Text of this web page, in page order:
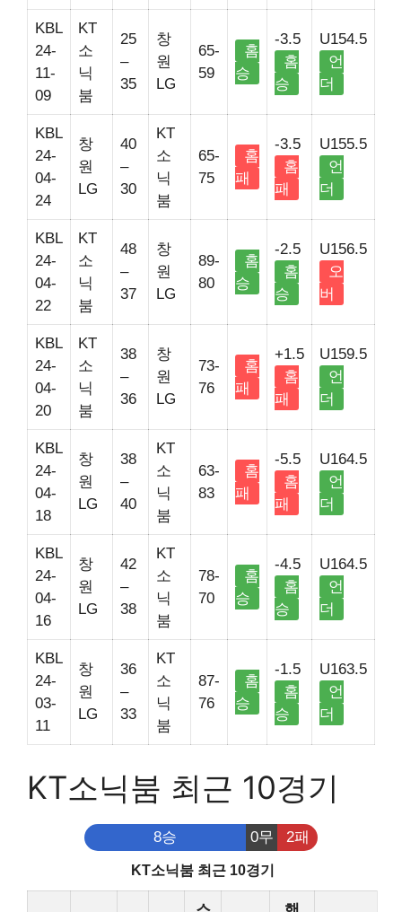
KBL
24-
11-
09
KT
소
닉
붐
25
–
35
창
원
LG
65-
59
홈
승
-3.5
홈
승
U154.5
언
더
KBL
24-
04-
24
창
원
LG
40
–
30
KT
소
닉
붐
65-
75
홈
패
-3.5
홈
패
U155.5
언
더
KBL
24-
04-
22
KT
소
닉
붐
48
–
37
창
원
LG
89-
80
홈
승
-2.5
홈
승
U156.5
오
버
KBL
24-
04-
20
KT
소
닉
붐
38
–
36
창
원
LG
73-
76
홈
패
+1.5
홈
패
U159.5
언
더
KBL
24-
04-
18
창
원
LG
38
–
40
KT
소
닉
붐
63-
83
홈
패
-5.5
홈
패
U164.5
언
더
KBL
24-
04-
16
창
원
LG
42
–
38
KT
소
닉
붐
78-
70
홈
승
-4.5
홈
승
U164.5
언
더
KBL
24-
03-
11
창
원
LG
36
–
33
KT
소
닉
붐
87-
76
홈
승
-1.5
홈
승
U163.5
언
더
KT소닉붐 최근 10경기
8승 0무 2패
KT소닉붐 최근 10경기